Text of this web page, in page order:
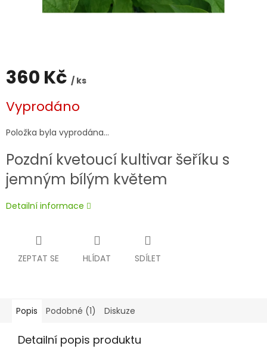
360 Kč / ks
cena:
Vyprodáno
Položka byla vyprodána…
Pozdní kvetoucí kultivar šeříku s
jemným bílým květem
Detailní informace
ZEPTAT SE HLÍDAT SDÍLET
Popis Podobné (1) Diskuze
Detailní popis produktu